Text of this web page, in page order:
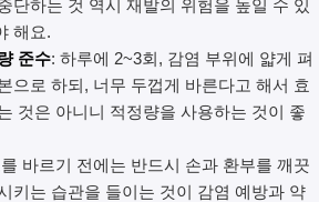
단하는 것 역시 재발의 위험을 높일 수 있
해요.
준수: 하루에 2~3회, 감염 부위에 얇게 펴
으로 하되, 너무 두껍게 바른다고 해서 효
것은 아니니 적정량을 사용하는 것이 좋
바르기 전에는 반드시 손과 환부를 깨끗
키는 습관을 들이는 것이 감염 예방과 약